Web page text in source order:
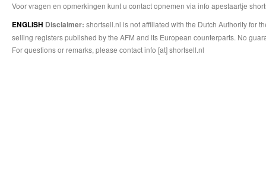
Voor vragen en opmerkingen kunt u contact opnemen via info apestaartje
ENGLISH Disclaimer: shortsell.nl is not affiliated with the Dutch Authority for
selling registers published by the AFM and its European counterparts. No
For questions or remarks, please contact info [at] shortsell.nl